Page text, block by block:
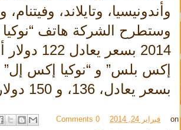
وأندونيسيا، وتايلاند،
وستطرح الشركة هاتف
2014
إكس بلس” و “نوكيا إكس
بسعر يعادل، 136، و 150 دولار، على الترتيب.
on فبراير 24, 2014
0 Comments